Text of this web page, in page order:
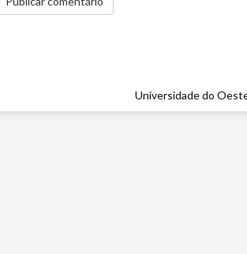
Universidade do